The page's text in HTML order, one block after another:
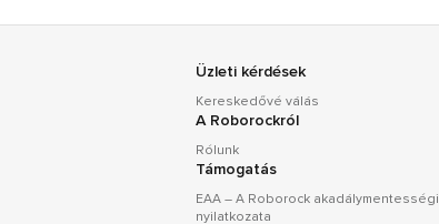
Üzleti kérdések
Kereskedővé válás
A Roborockról
Rólunk
Támogatás
EAA – A Roborock akadálymentességi
nyilatkozata